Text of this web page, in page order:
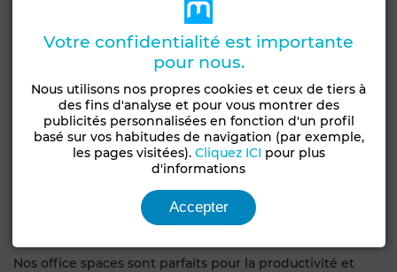
réseau
• Une application spécifique qui simplifie la réservation et
la gestion de votre compte
• Des configurations flexibles et personnalisables
• Des eSpaces de travail qui évoluent en même temps
que votre entreprise
• Du mobilier ergonomique de grande qualité
• Des tarifs à partir de 1219
Nos office spaces sont parfaits pour la productivité et
Votre confidentialité est importante
pour nous.
Nous utilisons nos propres cookies et ceux de tiers à
des fins d'analyse et pour vous montrer des
publicités personnalisées en fonction d'un profil
basé sur vos habitudes de navigation (par exemple,
les pages visitées). Cliquez ICI pour plus
d'informations
Accepter